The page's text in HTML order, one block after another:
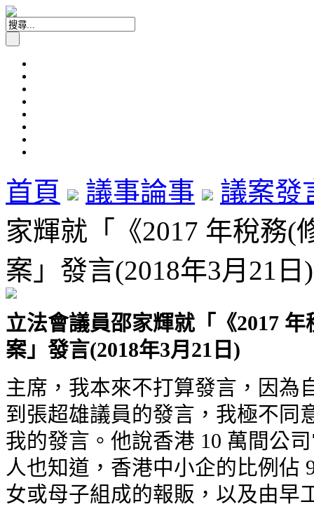
首頁 議事論事
議案發
家輝就「《2017 年稅務(
案」發言(2018年3月21日)
立法會議員邵家輝就「《2017
案」發言(2018年3月21日)
主席，我本來不打算發言，因為
到張超雄議員的發言，我極不同
我的發言。他說香港 10 萬間公
人也知道，香港中小企的比例佔
女或母子組成的報販，以及由早